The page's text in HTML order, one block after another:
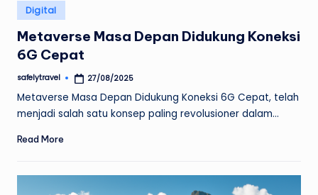
Posted
in
Digital
Metaverse Masa Depan Didukung Koneksi
6G Cepat
Posted
safelytravel 27/08/2025
Metaverse Masa Depan Didukung Koneksi 6G Cepat, telah
menjadi salah satu konsep paling revolusioner dalam…
Read More